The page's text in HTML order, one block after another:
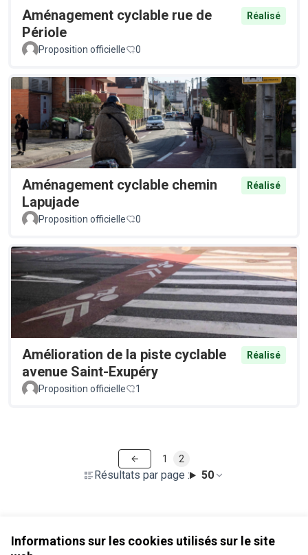
Informations sur les cookies utilisés sur le site
Aménagement cyclable rue de
Périole
Réalisé
Proposition officielle 0
Aménagement cyclable chemin
Lapujade
Réalisé
Proposition officielle 0
Amélioration de la piste cyclable
avenue Saint-Exupéry
Réalisé
Proposition officielle 1
Résultats par page : 50
1 2